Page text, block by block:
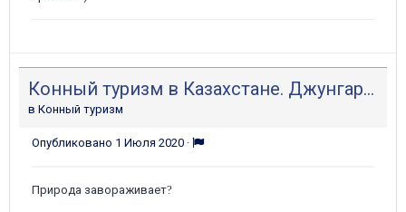
Конный туризм в Казахстане. Джунгария .
в Конный туризм
Опубликовано 1 Июля 2020 ·
Природа завораживает?